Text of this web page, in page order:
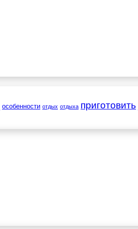
особенности отдых отдыха приготовить